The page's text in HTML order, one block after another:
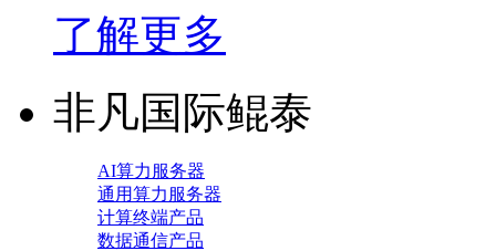
了解更多
非凡国际鲲泰
AI算力服务器
通用算力服务器
计算终端产品
数据通信产品